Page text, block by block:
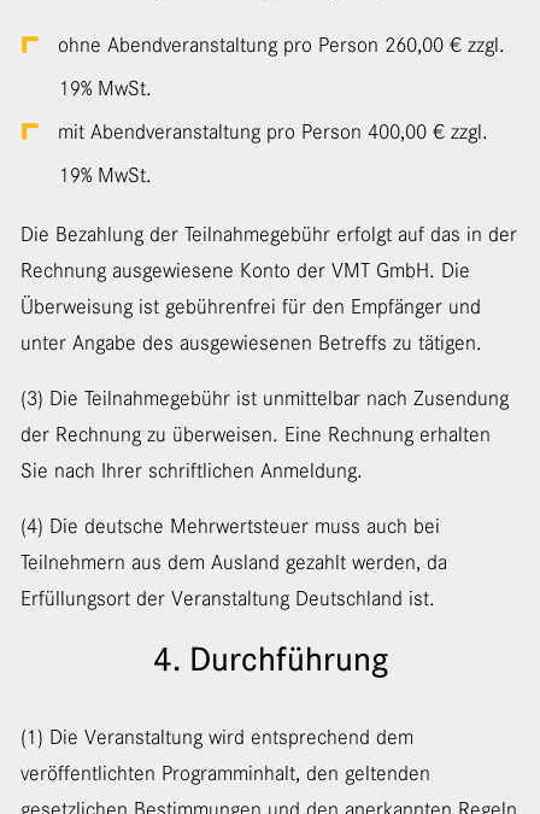
ohne Abendveranstaltung pro Person 260,00 € zzgl.
19% MwSt.
mit Abendveranstaltung pro Person 400,00 € zzgl.
19% MwSt.
Die Bezahlung der Teilnahmegebühr erfolgt auf das in der
Rechnung ausgewiesene Konto der VMT GmbH. Die
Überweisung ist gebührenfrei für den Empfänger und
unter Angabe des ausgewiesenen Betreffs zu tätigen.
(3) Die Teilnahmegebühr ist unmittelbar nach Zusendung
der Rechnung zu überweisen. Eine Rechnung erhalten
Sie nach Ihrer schriftlichen Anmeldung.
(4) Die deutsche Mehrwertsteuer muss auch bei
Teilnehmern aus dem Ausland gezahlt werden, da
Erfüllungsort der Veranstaltung Deutschland ist.
4. Durchführung
(1) Die Veranstaltung wird entsprechend dem
veröffentlichten Programminhalt, den geltenden
gesetzlichen Bestimmungen und den anerkannten Regeln